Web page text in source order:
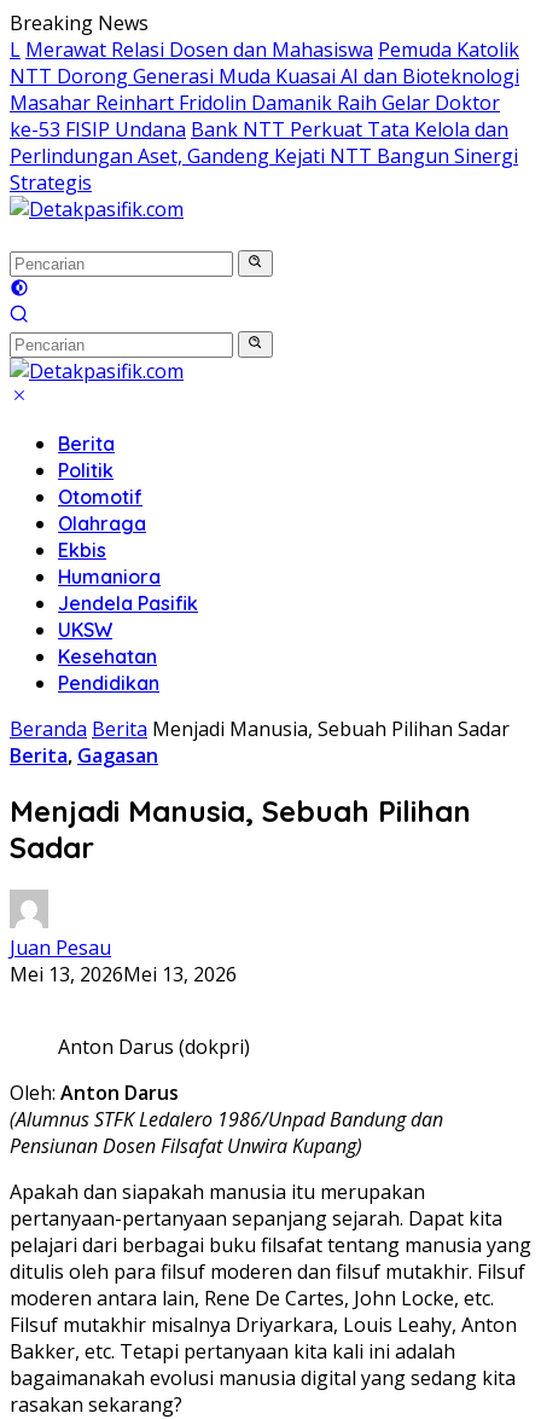
Langsung
ke
konten
Breaking News
L Merawat Relasi Dosen dan Mahasiswa Pemuda Katolik
NTT Dorong Generasi Muda Kuasai AI dan Bioteknologi
Masahar Reinhart Fridolin Damanik Raih Gelar Doktor
ke-53 FISIP Undana Bank NTT Perkuat Tata Kelola dan
Perlindungan Aset, Gandeng Kejati NTT Bangun Sinergi
Strategis
Berita
Politik
Otomotif
Olahraga
Ekbis
Humaniora
Jendela Pasifik
UKSW
Kesehatan
Pendidikan
Beranda Berita Menjadi Manusia, Sebuah Pilihan Sadar
Berita, Gagasan
Menjadi Manusia, Sebuah Pilihan
Sadar
Juan Pesau
Mei 13, 2026Mei 13, 2026
Anton Darus (dokpri)
Oleh: Anton Darus
(Alumnus STFK Ledalero 1986/Unpad Bandung dan
Pensiunan Dosen Filsafat Unwira Kupang)
Apakah dan siapakah manusia itu merupakan
pertanyaan-pertanyaan sepanjang sejarah. Dapat kita
pelajari dari berbagai buku filsafat tentang manusia yang
ditulis oleh para filsuf moderen dan filsuf mutakhir. Filsuf
moderen antara lain, Rene De Cartes, John Locke, etc.
Filsuf mutakhir misalnya Driyarkara, Louis Leahy, Anton
Bakker, etc. Tetapi pertanyaan kita kali ini adalah
bagaimanakah evolusi manusia digital yang sedang kita
rasakan sekarang?